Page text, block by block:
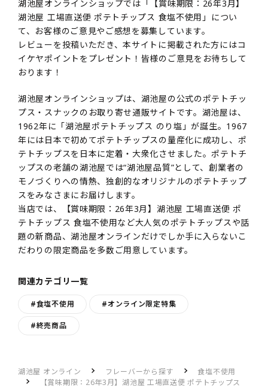
湖池屋オンラインショップでは「【賞味期限：26年3月】
湖池屋 工場直送便 ポテトチップス 食塩不使用」につい
て、お客様のご意見やご感想を募集しています。
レビューを投稿いただき、本サイトに掲載された方にはコ
イケヤポイントをプレゼント！皆様のご意見をお待ちして
おります！
湖池屋オンラインショップは、湖池屋の公式のポテトチッ
プス・スナックのお取り寄せ通販サイトです。湖池屋は、
1962年に「湖池屋ポテトチップス のり塩」が誕生。1967
年には日本で初めてポテトチップスの量産化に成功し、ポ
テトチップスを日本に定着・大衆化させました。ポテトチ
ップスの老舗の湖池屋では“湖池屋品質”として、創業者の
モノづくりへの情熱、独創的なオリジナルのポテトチップ
スをみなさまにお届けします。
当店では、【賞味期限：26年3月】湖池屋 工場直送便 ポ
テトチップス 食塩不使用など大人気のポテトチップスや話
題の新商品、湖池屋オンラインだけでしか手に入らないこ
だわりの限定商品を多数ご用意しています。
関連カテゴリ一覧
#食塩不使用 #オンライン限定特集
#終売商品
湖池屋 オンライン フレーバーから探す
食塩不使用
【賞味期限：26年3月】湖池屋 工場直送便 ポテトチップス